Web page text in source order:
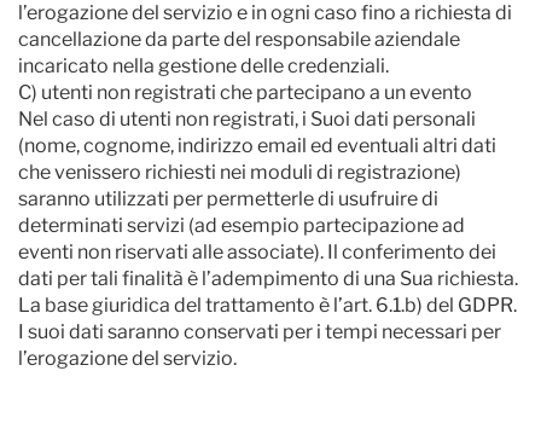
l’erogazione del servizio e in ogni caso fino a richiesta di
cancellazione da parte del responsabile aziendale
incaricato nella gestione delle credenziali.
C) utenti non registrati che partecipano a un evento
Nel caso di utenti non registrati, i Suoi dati personali
(nome, cognome, indirizzo email ed eventuali altri dati
che venissero richiesti nei moduli di registrazione)
saranno utilizzati per permetterle di usufruire di
determinati servizi (ad esempio partecipazione ad
eventi non riservati alle associate). Il conferimento dei
dati per tali finalità è l’adempimento di una Sua richiesta.
La base giuridica del trattamento è l’art. 6.1.b) del GDPR.
I suoi dati saranno conservati per i tempi necessari per
l’erogazione del servizio.